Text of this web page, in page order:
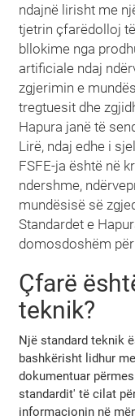
ndajnë lirisht me
tjetrin çfarëdolloj
bllokime nga
artificiale ndaj
zgjerimin e
tregtuesit dhe
Hapura janë të
Lirë, ndaj edhe i
FSFE-ja është në
ndershme,
mundësisë së
Standardet e
domosdoshëm për
Çfarë
teknik?
Një standard teknik
bashkërisht lidhur
dokumentuar
standardit' të cilat
informacionin në